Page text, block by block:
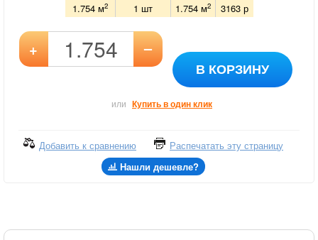
1.754 м2 1 шт 1.754м2 3163р
+ –
В КОРЗИНУ
или Купить в один клик
Добавить к сравнению
Распечатать эту страницу
Нашли дешевле?